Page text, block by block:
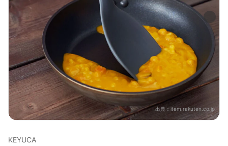
出典： item.rakuten.co.jp
KEYUCA